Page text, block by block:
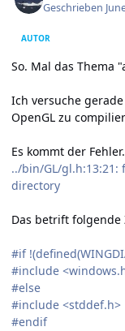
Geschrieben
AUTOR
So. Mal das Thema
Ich versuche
OpenGL zu
Es kommt der Fehler.
../bin/GL/
directory
Das betrift folgende
#if
#include
#else
#include <stddef.h>
#endif